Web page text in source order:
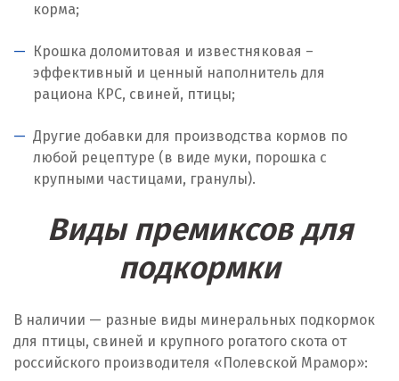
Казань
Калининград
Калуга
Каменск-Уральский
Камышево
Камышлов
Кемерово
Киров
корма;
Крошка доломитовая и известняковая –
эффективный и ценный наполнитель для
рациона КРС, свиней, птицы;
Другие добавки для производства кормов по
любой рецептуре (в виде муки, порошка с
крупными частицами, гранулы).
Виды премиксов для
подкормки
В наличии — разные виды минеральных подкормок
для птицы, свиней и крупного рогатого скота от
российского производителя «Полевской Мрамор»: